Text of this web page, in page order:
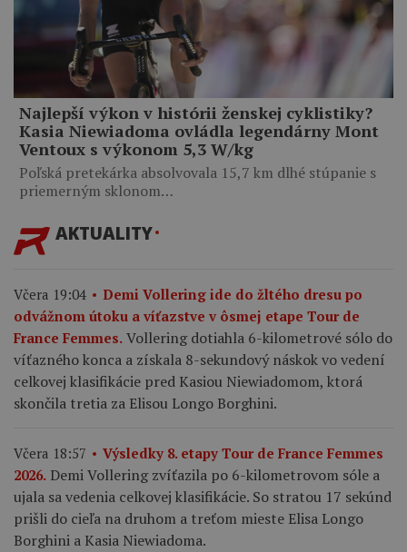
Najlepší výkon v histórii ženskej cyklistiky?
Kasia Niewiadoma ovládla legendárny Mont
Ventoux s výkonom 5,3 W/kg
Poľská pretekárka absolvovala 15,7 km dlhé stúpanie s
priemerným sklonom…
AKTUALITY
Včera 19:04
Demi Vollering ide do žltého dresu po
odvážnom útoku a víťazstve v ôsmej etape Tour de
France Femmes. Vollering dotiahla 6-kilometrové sólo do
víťazného konca a získala 8-sekundový náskok vo vedení
celkovej klasifikácie pred Kasiou Niewiadomom, ktorá
skončila tretia za Elisou Longo Borghini.
Včera 18:57
Výsledky 8. etapy Tour de France Femmes
2026. Demi Vollering zvíťazila po 6-kilometrovom sóle a
ujala sa vedenia celkovej klasifikácie. So stratou 17 sekúnd
prišli do cieľa na druhom a treťom mieste Elisa Longo
Borghini a Kasia Niewiadoma.